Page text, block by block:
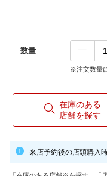
数量
※注文数量
在庫のある
店舗を探す
来店予約後の店頭購入